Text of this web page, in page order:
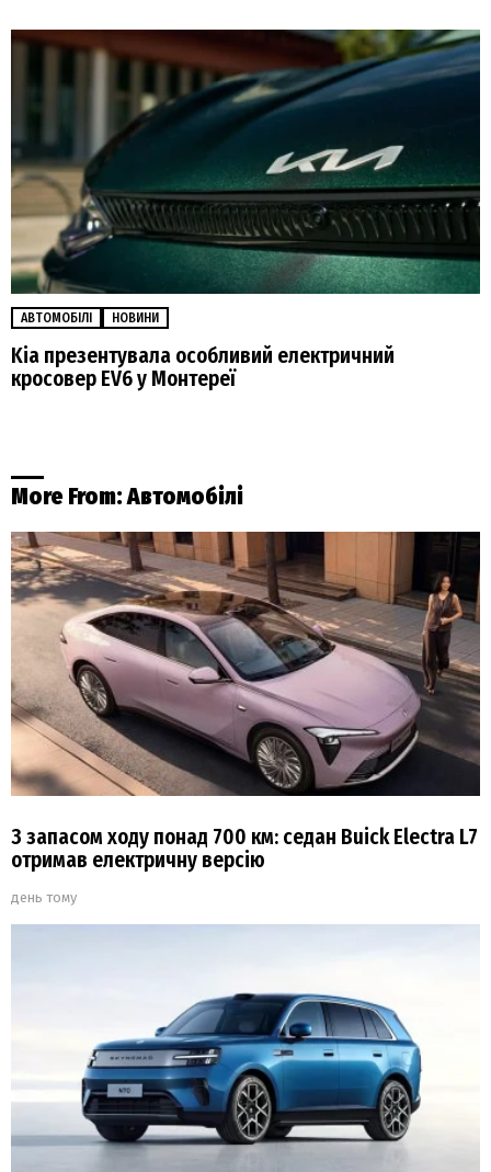
АВТОМОБІЛІ НОВИНИ
Kia презентувала особливий електричний
кросовер EV6 у Монтереї
More From:Автомобілі
З запасом ходу понад 700 км: седан Buick Electra L7
отримав електричну версію
день тому